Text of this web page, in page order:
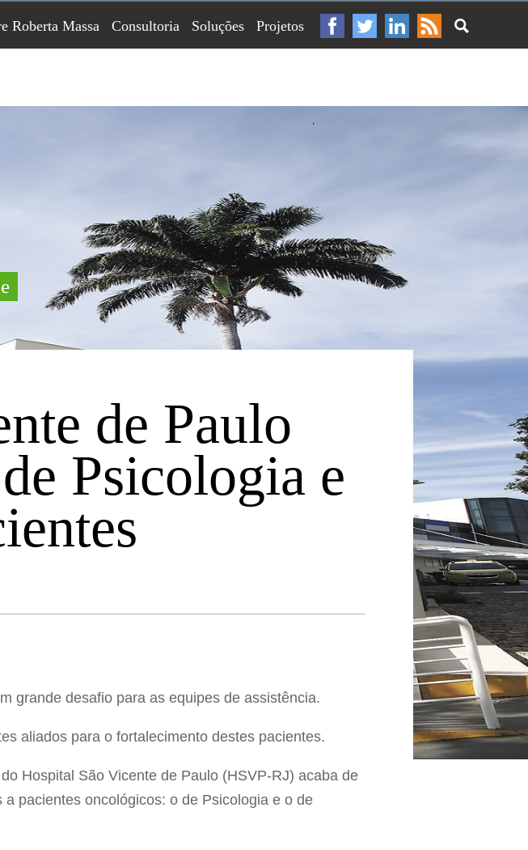
Roberta Massa Consultoria Soluções Projetos
de Paulo
Psicologia e
grande desafio para as equipes de assistência.
aliados para o fortalecimento destes pacientes.
Hospital São Vicente de Paulo (HSVP-RJ) acaba de
pacientes oncológicos: o de Psicologia e o de